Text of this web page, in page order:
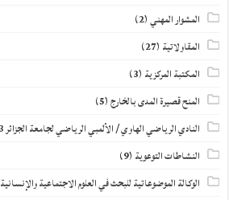
المشوار المهني(2)
المقاولاتية (27)
المكتبة المركزية (3)
المنح قصيرة المدى بالخارج(5)
النادي الرياضي الهاوي / الألمبي الرياضي لجامعة الجزائر 3
النشاطات التوعوية (9)
الوكالة الموضوعاتية للبحث في العلوم الاجتماعية والإنسانية